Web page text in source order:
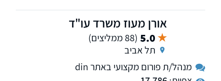
אורן מעוז משרד עו"ד
5.0 (88 ממליצים)
תל אביב
מנהל/ת פורום מקצועי באתר din